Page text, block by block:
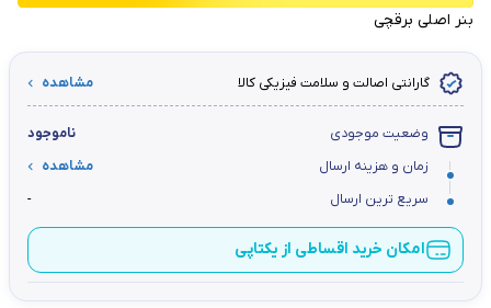
بنر اصلی برقچی
گارانتی اصالت و سلامت فیزیکی کالا مشاهده
وضعیت موجودی
ناموجود
زمان و هزینه ارسال
مشاهده
سریع ترین ارسال
-
امکان خرید اقساطی از یکتاپی